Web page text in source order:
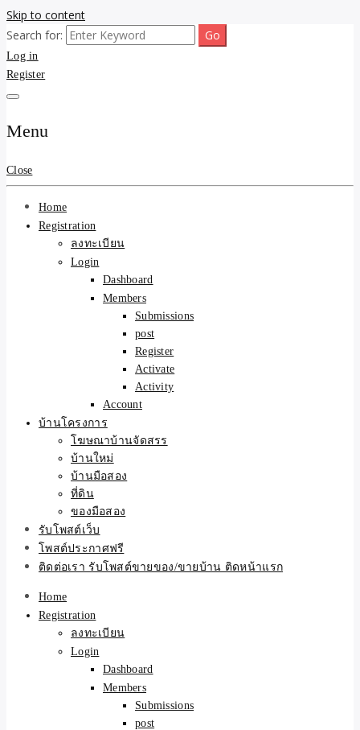
Skip to content
รับจ้างโพสต์ขายบ้าน ขาย
ของ ติดหน้าแรก Google Ai
Search ราคาถูกที่สุด! เน้น
ความคุ้มค่า "ถูกและดีมีอยู่
จริง" (เหมาะกับพ่อค้า
แม่ค้า) บริการโพสต์เว็บ
บอร์ด SEO การันตีงานดี
100% ✨
ขายบ้านไม่ออก ขายสินค้าไม่ได้ บอกเรา! รับจ้างลงโพสต์อสังหาฯ รับโพส
เว็บบอร์ดSEO ดันติดหน้าแรก Google AI ชัวร์ 🎯 … ให้เราจัดการให้! ด้วย
ระบบ AI Search & SEO ที่แม่นยำที่สุด
Search for:
Log in
Register
Menu
Close
Home
Registration
ลงทะเบียน
Login
Dashboard
Members
Submissions
post
Register
Activate
Activity
Account
บ้านโครงการ
โฆษณาบ้านจัดสรร
บ้านใหม่
บ้านมือสอง
ที่ดิน
ของมือสอง
รับโพสต์เว็บ
โพสต์ประกาศฟรี
ติดต่อเรา รับโพสต์ขายของ/ขายบ้าน ติดหน้าแรก
Home
Registration
ลงทะเบียน
Login
Dashboard
Members
Submissions
post